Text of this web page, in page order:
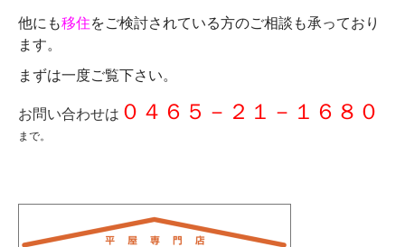
他にも移住をご検討されている方のご相談も承っており
ます。
まずは一度ご覧下さい。
お問い合わせは ０４６５－２１－１６８０
まで。